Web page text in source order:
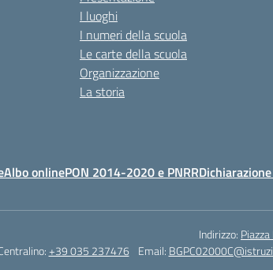
I luoghi
I numeri della scuola
Le carte della scuola
Organizzazione
La storia
Albo onlinePON 2014-2020 e PNRR
Indirizzo:
+39 035 237476 Email: